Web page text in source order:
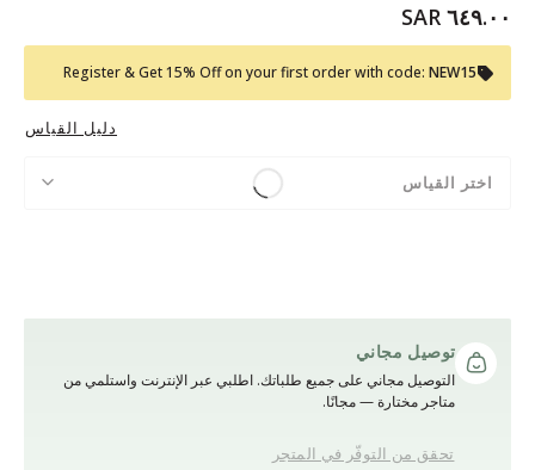
٦٤٩.٠٠ SAR
Register & Get 15% Off on your first order with code: NEW15
دليل القياس
اختر القياس
توصيل مجاني
التوصيل مجاني على جميع طلباتك. اطلبي عبر الإنترنت واستلمي من
متاجر مختارة — مجانًا.
تحقق من التوفّر في المتجر